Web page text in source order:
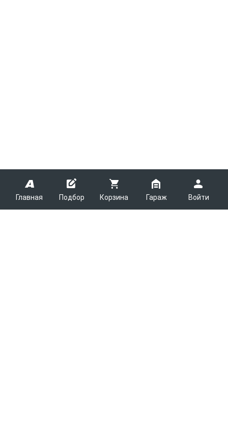
Главная Подбор Корзина Гараж Войти